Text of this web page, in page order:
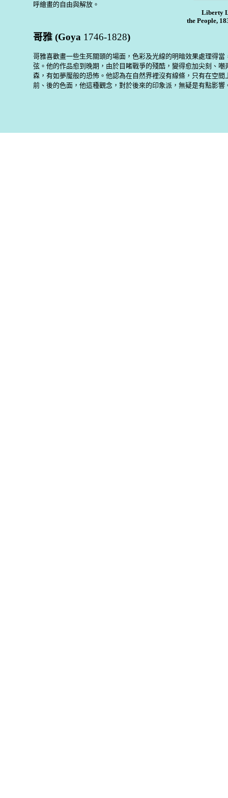
呼繪畫的自由與解放。
Liberty
the People,
哥雅 (Goya 1746-1828)
哥雅喜歡畫一些生死關頭的場面，色彩及光線的明暗效果處理得當
弦。他的作品愈到晚期，由於目睹戰爭的殘酷，變得愈加尖刻、嘲
森，有如夢魘般的恐怖。他認為在自然界裡沒有線條，只有在空間
前、後的色面，他這種觀念，對於後來的印象派，無疑是有點影響